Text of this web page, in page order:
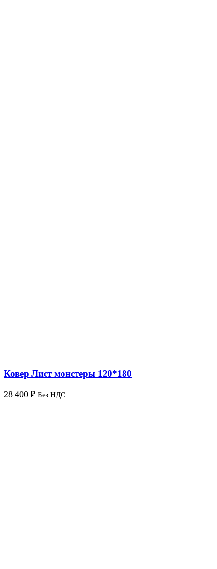
Ковер Лист монстеры 120*180
28 400 ₽ Без НДС